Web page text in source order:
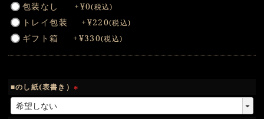
必
須
)
包装なし +¥0 税込
トレイ包装 +¥220 税込
ギフト箱 +¥330 税込
■のし紙(表書き）
必